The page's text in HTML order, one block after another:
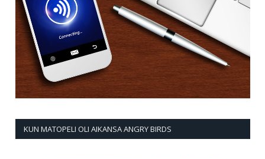
KUN MATOPELI OLI AIKANSA ANGRY BIRDS